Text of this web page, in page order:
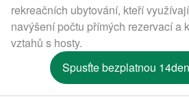
rekreačních ubytování, kteří
navýšení počtu přímých rezervací a
vztahů s hosty.
Spusťte bezplatnou